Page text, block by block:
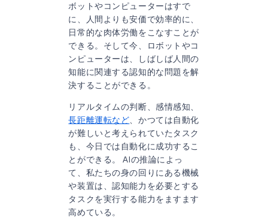
ボットやコンピューターはすで
に、人間よりも安価で効率的に、
日常的な肉体労働をこなすことが
できる。そして今、ロボットやコ
ンピューターは、しばしば人間の
知能に関連する認知的な問題を解
決することができる。
リアルタイムの判断、感情感知、
長距離運転など 、かつては自動化
が難しいと考えられていたタスク
も、今日では自動化に成功するこ
とができる。 AIの推論によっ
て、私たちの身の回りにある機械
や装置は、認知能力を必要とする
タスクを実行する能力をますます
高めている。